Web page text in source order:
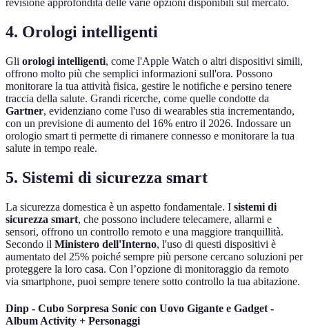
revisione approfondita delle varie opzioni disponibili sul mercato.
4. Orologi intelligenti
Gli orologi intelligenti, come l'Apple Watch o altri dispositivi simili,
offrono molto più che semplici informazioni sull'ora. Possono
monitorare la tua attività fisica, gestire le notifiche e persino tenere
traccia della salute. Grandi ricerche, come quelle condotte da
Gartner, evidenziano come l'uso di wearables stia incrementando,
con un previsione di aumento del 16% entro il 2026. Indossare un
orologio smart ti permette di rimanere connesso e monitorare la tua
salute in tempo reale.
5. Sistemi di sicurezza smart
La sicurezza domestica è un aspetto fondamentale. I sistemi di
sicurezza smart, che possono includere telecamere, allarmi e
sensori, offrono un controllo remoto e una maggiore tranquillità.
Secondo il Ministero dell'Interno, l'uso di questi dispositivi è
aumentato del 25% poiché sempre più persone cercano soluzioni per
proteggere la loro casa. Con l’opzione di monitoraggio da remoto
via smartphone, puoi sempre tenere sotto controllo la tua abitazione.
Dinp - Cubo Sorpresa Sonic con Uovo Gigante e Gadget -
Album Activity + Personaggi